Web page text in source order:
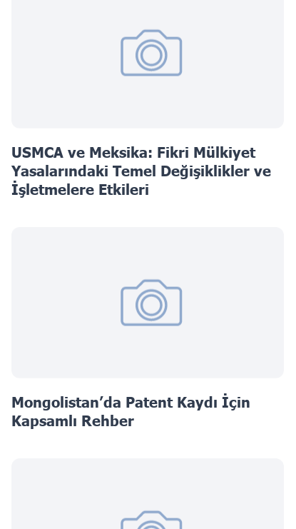
USMCA ve Meksika: Fikri Mülkiyet
Yasalarındaki Temel Değişiklikler ve
İşletmelere Etkileri
Mongolistan’da Patent Kaydı İçin
Kapsamlı Rehber